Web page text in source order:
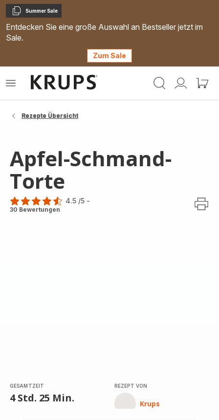
Kopieren
Summer Sale
Entdecken Sie eine große Auswahl an Bestseller jetzt im
Sale.
Zum Sale
Mein
Mein
Das
Rezepte Übersicht
Apfel-Schmand-
Torte
ratings.4.5
4.5 /5 -
30 Bewertungen
GESAMTZEIT
4 Std. 25 Min.
REZEPT VON
Krups